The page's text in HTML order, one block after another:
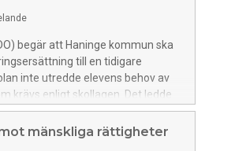
begär att Haninge kommun ska
till en tidigare
inte utredde elevens behov av
krävs enligt skollagen. Det ledde
för att kunna klara sin
Enligt DO har eleven därmed
tillgänglighet.
mänskliga rättigheter